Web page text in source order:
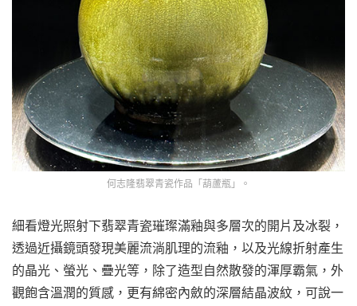
何志隆翡翠青瓷作品「葫蘆瓶」。
細看燈光照射下翡翠青瓷璀璨滿釉與多層次的開片及冰裂，
透過近攝鏡頭發現美麗流淌肌理的流釉，以及光線折射產生
的晶光、螢光、疊光等，除了造型自然散發的渾厚霸氣，外
觀飽含溫潤的質感，更有綿密內斂的深層結晶波紋，可說一